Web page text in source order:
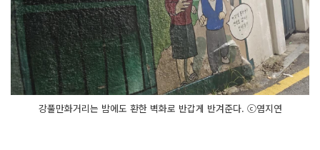
강풀만화거리는 밤에도 환한 벽화로 반갑게 반겨준다. ⓒ염지연